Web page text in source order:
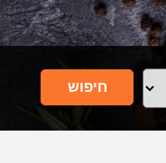
חיפוש